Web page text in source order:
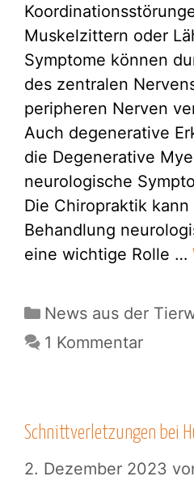
Muskelzittern oder
Symptome können
des zentralen
peripheren Nerven
Auch degenerative
die Degenerative
neurologische
Die Chiropraktik
Behandlung
eine wichtige Rolle …
Kategorien
News aus der
1 Kommentar
Schnittverletzungen bei
2. Dezember 2023